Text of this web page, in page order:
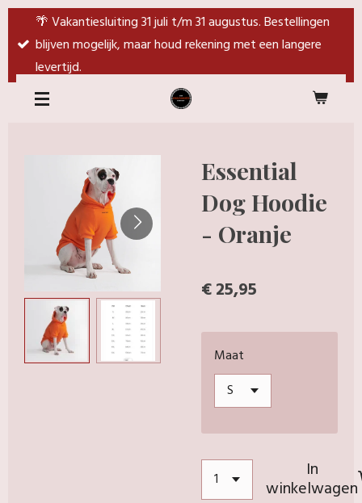
direct
de
hoofdinhoud
🌴 Vakantiesluiting 31 juli t/m 31 augustus. Bestellingen
blijven mogelijk, maar houd rekening met een langere
levertijd.
Essential
Dog Hoodie
- Oranje
€ 25,95
Maat
In
winkelwagen